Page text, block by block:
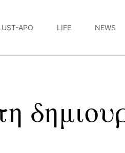
ΆΡΩ LIFE NEWS